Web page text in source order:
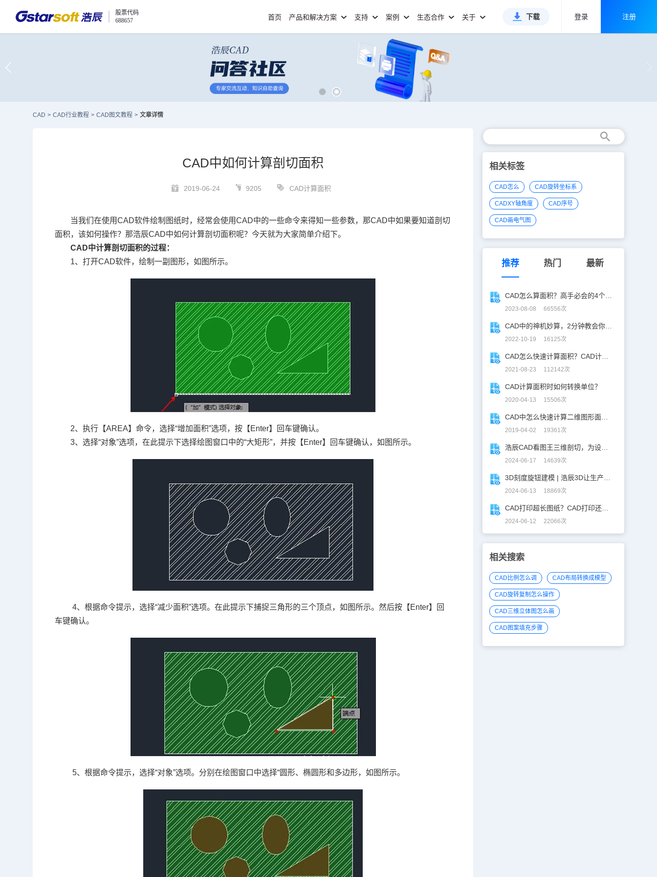
股票代码
688657
首页 产品和解决方案 支持 案例 生态合作 关于 下载 登录 注册
CAD > CAD行业教程 > CAD图文教程 > 文章详情
CAD中如何计算剖切面积
2019-06-24 9205 CAD计算面积
当我们在使用CAD软件绘制图纸时，经常会使用CAD中的一些命令来得知一些参数，那CAD中如果要知道剖切
面积，该如何操作？那浩辰CAD中如何计算剖切面积呢？今天就为大家简单介绍下。
CAD中计算剖切面积的过程：
1、打开CAD软件，绘制一副图形，如图所示。
2、执行【AREA】命令，选择“增加面积”选项，按【Enter】回车键确认。
3、选择“对象”选项，在此提示下选择绘图窗口中的“大矩形”，并按【Enter】回车键确认，如图所示。
4、根据命令提示，选择“减少面积”选项。在此提示下捕捉三角形的三个顶点，如图所示。然后按【Enter】回
车键确认。
5、根据命令提示，选择“对象”选项。分别在绘图窗口中选择“圆形、椭圆形和多边形，如图所示。
相关标签
CAD怎么 CAD旋转坐标系
CADXY轴角度 CAD序号
CAD画电气图
推荐 热门 最新
2023-08-08 66556次
2022-10-19 16125次
2021-08-23 112142次
CAD计算面积时如何转换单位？
2020-04-13 15506次
2019-04-02 19361次
2024-06-17 14639次
2024-06-13 18869次
2024-06-12 22066次
相关搜索
CAD比例怎么调 CAD布局转换成模型
CAD旋转复制怎么操作
CAD三维立体图怎么画
CAD图案填充步骤